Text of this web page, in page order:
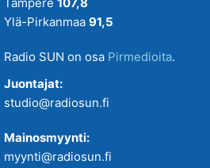
Ylä-Pirkanmaa 91,5
Radio SUN on osa Pirmedioita.
Juontajat:
studio@radiosun.fi
Mainosmyynti:
myynti@radiosun.fi